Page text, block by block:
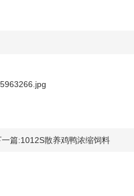
一篇:1012S散养鸡鸭浓缩饲料